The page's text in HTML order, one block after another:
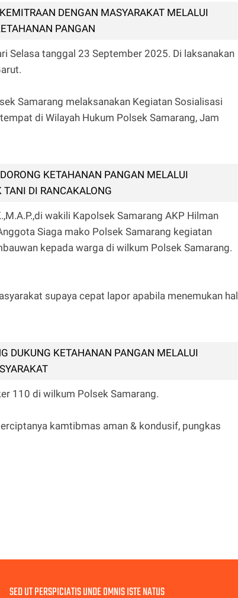
DENGAN MASYARAKAT MELALUI
PANGAN
Selasa tanggal 23 September 2025. Di laksanakan
Samarang melaksanakan Kegiatan Sosialisasi
di Wilayah Hukum Polsek Samarang, Jam
KETAHANAN PANGAN MELALUI
DI RANCAKALONG
wakili Kapolsek Samarang AKP Hilman
Siaga mako Polsek Samarang kegiatan
kepada warga di wilkum Polsek Samarang.
supaya cepat lapor apabila menemukan hal
DUKUNG KETAHANAN PANGAN MELALUI
110 di wilkum Polsek Samarang.
kamtibmas aman & kondusif, pungkas
SED UT PERSPICIATIS UNDE OMNIS ISTE NATUS